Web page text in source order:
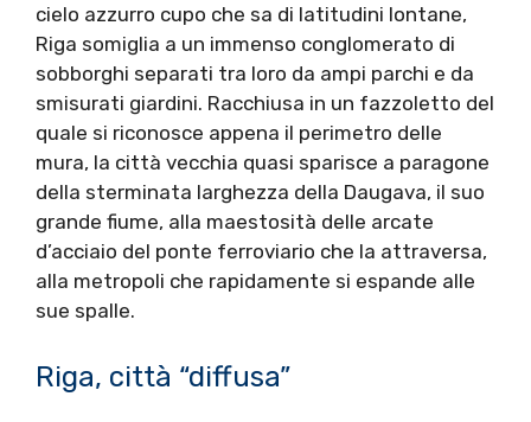
cielo azzurro cupo che sa di latitudini lontane,
Riga somiglia a un immenso conglomerato di
sobborghi separati tra loro da ampi parchi e da
smisurati giardini. Racchiusa in un fazzoletto del
quale si riconosce appena il perimetro delle
mura, la città vecchia quasi sparisce a paragone
della sterminata larghezza della Daugava, il suo
grande fiume, alla maestosità delle arcate
d’acciaio del ponte ferroviario che la attraversa,
alla metropoli che rapidamente si espande alle
sue spalle.
Riga, città “diffusa”